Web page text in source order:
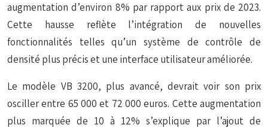
augmentation d’environ 8% par rapport aux prix de 2023.
Cette hausse reflète l’intégration de nouvelles
fonctionnalités telles qu’un système de contrôle de
densité plus précis et une interface utilisateur améliorée.
Le modèle VB 3200, plus avancé, devrait voir son prix
osciller entre 65 000 et 72 000 euros. Cette augmentation
plus marquée de 10 à 12% s’explique par l’ajout de